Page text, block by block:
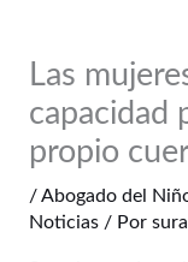
Las
capacidad
propio
/ Abogado del
Noticias/ Por